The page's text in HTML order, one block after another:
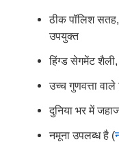
ठीक पॉलिश
उपयुक्त
हिंग्ड सेगमेंट
उच्च गुणवत्ता
दुनिया भर में
नमूना उपलब्ध है (